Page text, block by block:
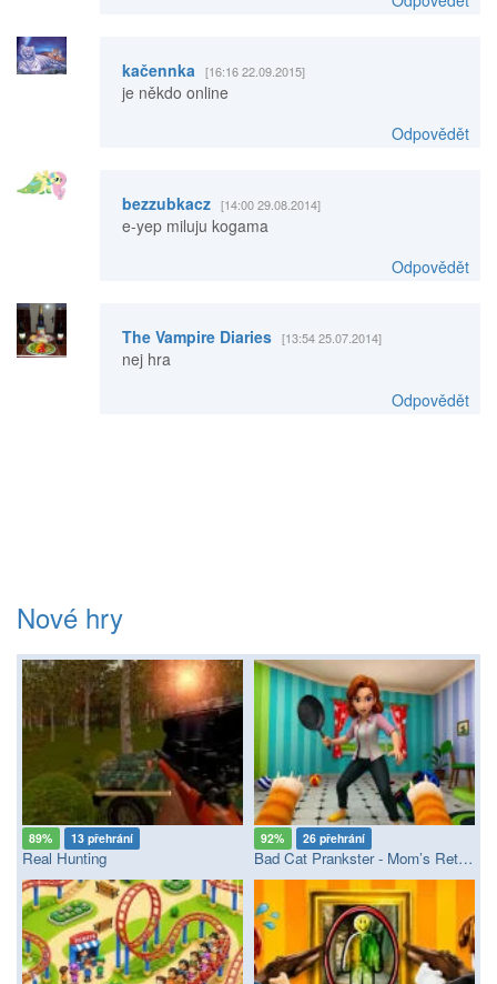
kačennka [16:16 22.09.2015]
je někdo online
Odpovědět
bezzubkacz [14:00 29.08.2014]
e-yep miluju kogama
Odpovědět
The Vampire Diaries [13:54 25.07.2014]
nej hra
Odpovědět
Nové hry
89% 13 přehrání
Real Hunting
92% 26 přehrání
Bad Cat Prankster - Mom’s Return